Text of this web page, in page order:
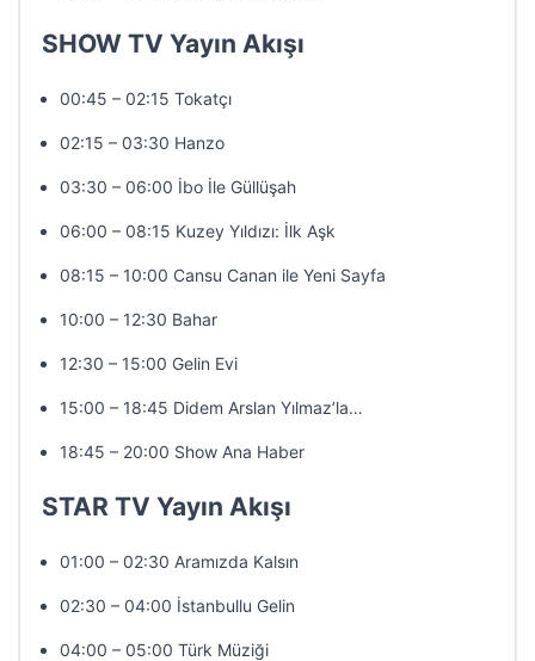
SHOW TV Yayın Akışı
00:45 – 02:15 Tokatçı
02:15 – 03:30 Hanzo
03:30 – 06:00 İbo İle Güllüşah
06:00 – 08:15 Kuzey Yıldızı: İlk Aşk
08:15 – 10:00 Cansu Canan ile Yeni Sayfa
10:00 – 12:30 Bahar
12:30 – 15:00 Gelin Evi
15:00 – 18:45 Didem Arslan Yılmaz’la…
18:45 – 20:00 Show Ana Haber
STAR TV Yayın Akışı
01:00 – 02:30 Aramızda Kalsın
02:30 – 04:00 İstanbullu Gelin
04:00 – 05:00 Türk Müziği